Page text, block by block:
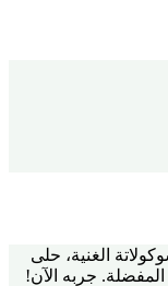
الغنية، حلى
المفضلة. جربه الآن!